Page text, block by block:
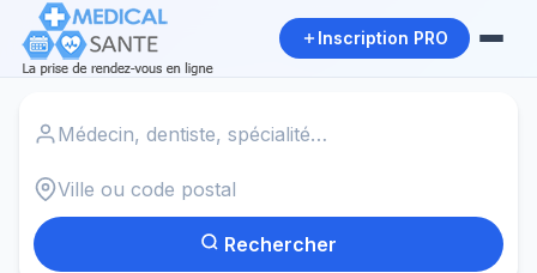
Inscription PRO
Rechercher
LE TELLIER RICHARD